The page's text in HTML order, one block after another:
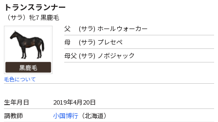
トランスランナー
（サラ）牝7 黒鹿毛
毛色について
父 (サラ) ホールウォーカー
母
(サラ) プレセペ
母父 (サラ) ノボジャック
生年月日
2019年4月20日
調教師
小国博行 （北海道）